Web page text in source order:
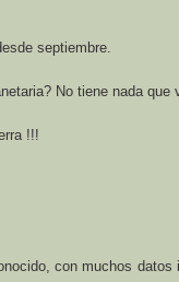
septiembre.
No tiene nada que
!!!
con muchos